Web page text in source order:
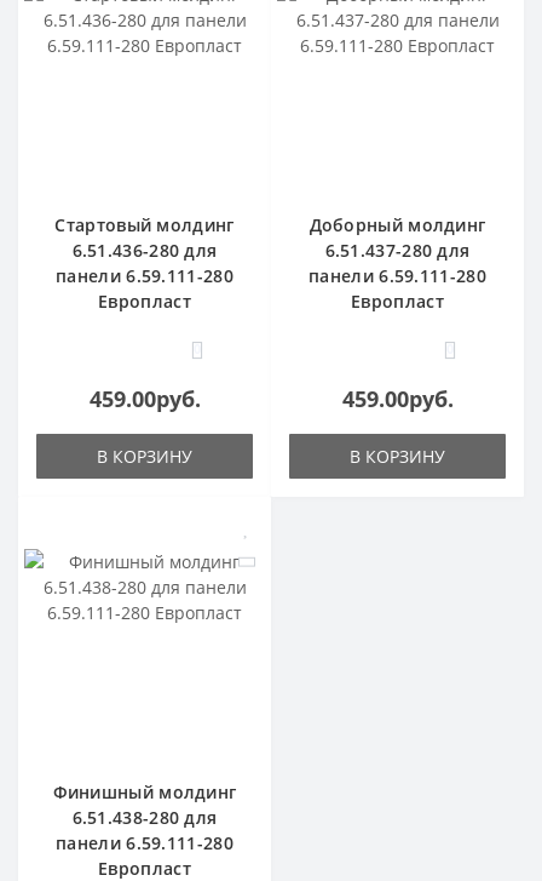
Стартовый молдинг
6.51.436-280 для
панели 6.59.111-280
Европласт
0
459.00руб.
В КОРЗИНУ
Доборный молдинг
6.51.437-280 для
панели 6.59.111-280
Европласт
0
459.00руб.
В КОРЗИНУ
Финишный молдинг
6.51.438-280 для
панели 6.59.111-280
Европласт